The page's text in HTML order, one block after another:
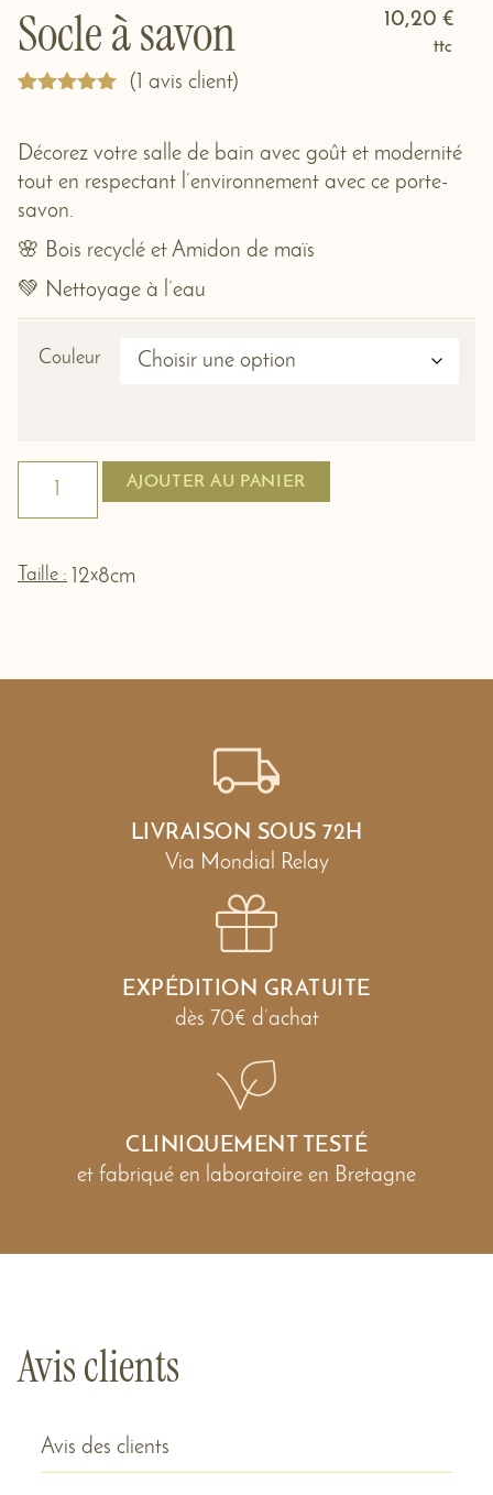
Socle à savon 10,20 €
ttc
basé sur
notation
client
( 1 avis client)
Décorez votre salle de bain avec goût et modernité
tout en respectant l’environnement avec ce porte-
savon.
🌸 Bois recyclé et Amidon de maïs
💚 Nettoyage à l’eau
Couleur
AJOUTER AU PANIER
Taille : 12x8cm
LIVRAISON SOUS 72H
Via Mondial Relay
EXPÉDITION GRATUITE
dès 70€ d’achat
CLINIQUEMENT TESTÉ
et fabriqué en laboratoire en Bretagne
Avis clients
Avis des clients